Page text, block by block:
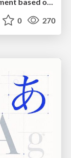
0 270